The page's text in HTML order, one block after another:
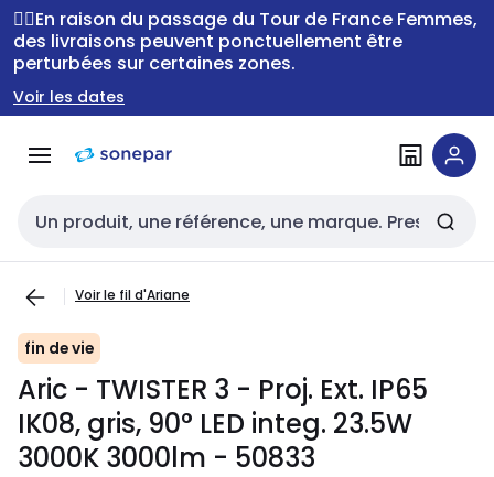
Passer à la
navigation
Passer
au
contenu
🚴‍♂️En raison du passage du Tour de France Femmes,
des livraisons peuvent ponctuellement être
perturbées sur certaines zones.
Voir les dates
Entrée de recherche
Voir le fil d'Ariane
fin de vie
Aric - TWISTER 3 - Proj. Ext. IP65
IK08, gris, 90° LED integ. 23.5W
3000K 3000lm - 50833